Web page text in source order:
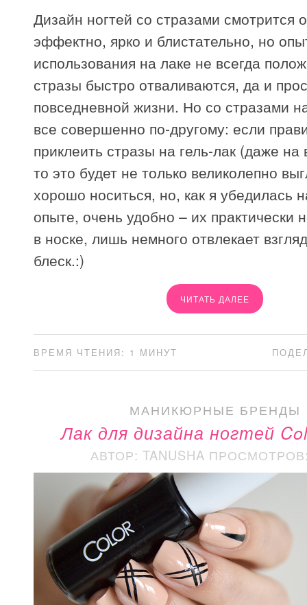
Дизайн ногтей со стразами смотрится
эффектно, ярко и блистательно, но
использования на лаке не всегда
стразы быстро отваливаются, да и
повседневной жизни. Но со стразами
все совершенно по-другому: если
приклеить стразы на гель-лак (даже на
то это будет не только великолепно
хорошо носиться, но, как я убедилась
опыте, очень удобно – их практически
в носке, лишь немного отвлекает
блеск.:)
ЧИТАТЬ ДАЛЕЕ
ВРЕМЯ ЧТЕНИЯ: 1 МИНУТ
МАНИКЮРНЫЕ БРЕНДЫ
Лак для дизайна ногтей
АВТОР: TANUSHA